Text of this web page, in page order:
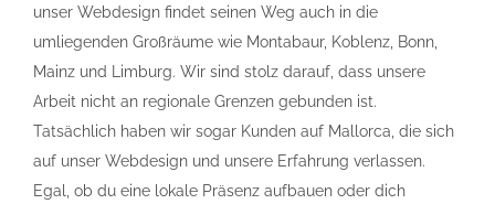
unser Webdesign findet seinen Weg auch in die
umliegenden Großräume wie Montabaur, Koblenz, Bonn,
Mainz und Limburg. Wir sind stolz darauf, dass unsere
Arbeit nicht an regionale Grenzen gebunden ist.
Tatsächlich haben wir sogar Kunden auf Mallorca, die sich
auf unser Webdesign und unsere Erfahrung verlassen.
Egal, ob du eine lokale Präsenz aufbauen oder dich